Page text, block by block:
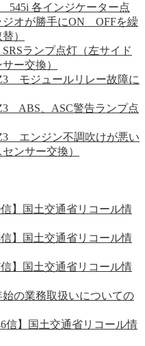
各インジケーター点
ジオが勝手にON OFFを繰
）
ランプ点灯（左サイド
ー交換）
モジュールリレー故障に
ABS、ASC警告ランプ点
エンジン不調吹けが悪い
ンサー交換）
信】国土交通省リコール情
信】国土交通省リコール情
信】国土交通省リコール情
始の業務取扱いについての
信】国土交通省リコール情